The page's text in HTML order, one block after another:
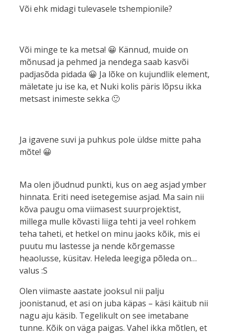
Või ehk midagi tulevasele tshempionile?
Või minge te ka metsa! 😀 Kännud, muide on
mõnusad ja pehmed ja nendega saab kasvõi
padjasõda pidada 😀 Ja lõke on kujundlik element,
mäletate ju ise ka, et Nuki kolis päris lõpsu ikka
metsast inimeste sekka 🙂
Ja igavene suvi ja puhkus pole üldse mitte paha
mõte! 😀
Ma olen jõudnud punkti, kus on aeg asjad ymber
hinnata. Eriti need isetegemise asjad. Ma sain nii
kõva paugu oma viimasest suurprojektist,
millega mulle kõvasti liiga tehti ja veel rohkem
teha taheti, et hetkel on minu jaoks kõik, mis ei
puutu mu lastesse ja nende kõrgemasse
heaolusse, küsitav. Heleda leegiga põleda on…
valus :S
Olen viimaste aastate jooksul nii palju
joonistanud, et asi on juba käpas – käsi käitub nii
nagu aju käsib. Tegelikult on see imetabane
tunne. Kõik on väga paigas. Vahel ikka mõtlen, et